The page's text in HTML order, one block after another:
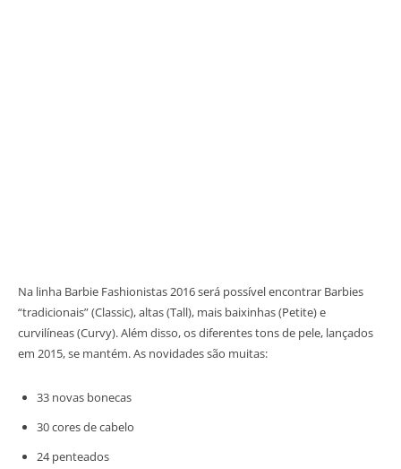
Na linha Barbie Fashionistas 2016 será possível encontrar Barbies
“tradicionais” (Classic), altas (Tall), mais baixinhas (Petite) e
curvilíneas (Curvy). Além disso, os diferentes tons de pele, lançados
em 2015, se mantém. As novidades são muitas:
33 novas bonecas
30 cores de cabelo
24 penteados